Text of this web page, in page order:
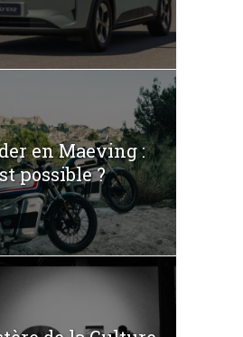
en Maeving :
possible ?